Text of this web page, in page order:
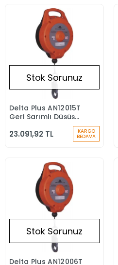
Stokta Yok
Stok Sorunuz
Delta Plus AN12015T
Geri Sarımlı Düşüş
23.091,92 TL KARGO
BEDAVA
Stok Sorunuz
Delta Plus AN12006T